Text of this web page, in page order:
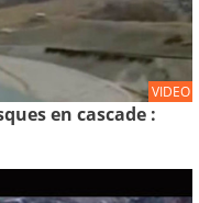
VIDEO
en cascade :